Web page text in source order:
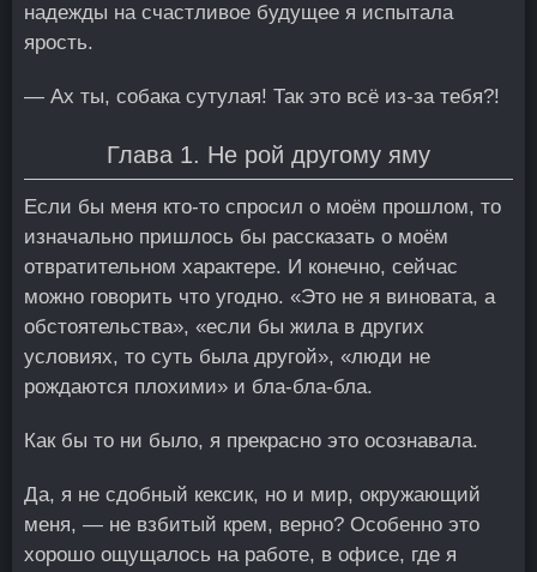
надежды на счастливое будущее я испытала
ярость.
— Ах ты, собака сутулая! Так это всё из-за тебя?!
Глава 1. Не рой другому яму
Если бы меня кто-то спросил о моём прошлом, то
изначально пришлось бы рассказать о моём
отвратительном характере. И конечно, сейчас
можно говорить что угодно. «Это не я виновата, а
обстоятельства», «если бы жила в других
условиях, то суть была другой», «люди не
рождаются плохими» и бла-бла-бла.
Как бы то ни было, я прекрасно это осознавала.
Да, я не сдобный кексик, но и мир, окружающий
меня, — не взбитый крем, верно? Особенно это
хорошо ощущалось на работе, в офисе, где я